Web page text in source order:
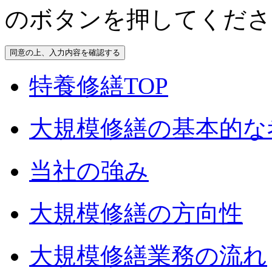
のボタンを押してくだ
特養修繕TOP
大規模修繕の基本的
当社の強み
大規模修繕の方向性
大規模修繕業務の流れ